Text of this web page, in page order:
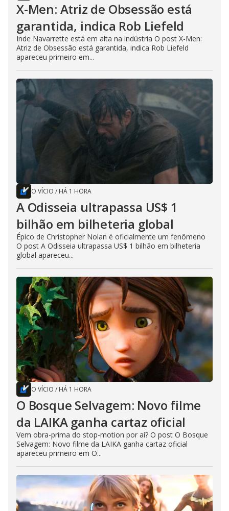
X-Men: Atriz de Obsessão está
garantida, indica Rob Liefeld
Inde Navarrette está em alta na indústria O post X-Men:
Atriz de Obsessão está garantida, indica Rob Liefeld
apareceu primeiro em...
O VÍCIO / HÁ 1 HORA
A Odisseia ultrapassa US$ 1
bilhão em bilheteria global
Épico de Christopher Nolan é oficialmente um fenômeno
O post A Odisseia ultrapassa US$ 1 bilhão em bilheteria
global apareceu...
O VÍCIO / HÁ 1 HORA
O Bosque Selvagem: Novo filme
da LAIKA ganha cartaz oficial
Vem obra-prima do stop-motion por aí? O post O Bosque
Selvagem: Novo filme da LAIKA ganha cartaz oficial
apareceu primeiro em O...